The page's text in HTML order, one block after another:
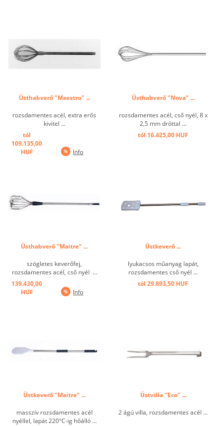
Üsthabverő "Maestro" ...
rozsdamentes acél, extra erős
kivitel ...
tól
109.135,00
HUF
Info
Üsthabverő "Nova" ...
rozsdamentes acél, cső nyél, 8 x
2,5 mm dróttal ...
tól 16.425,00 HUF
Üsthabverő "Maitre" ...
szögletes keverőfej,
rozsdamentes acél, cső nyél ...
139.430,00
HUF
Info
Üstkeverő ...
lyukacsos műanyag lapát,
rozsdamentes cső nyél ...
tól 29.893,50 HUF
Üstkeverő "Maitre" ...
masszív rozsdamentes acél
nyéllel, lapát 220°C-ig hőálló ...
Üstvilla "Eco" ...
2 ágú villa, rozsdamentes acél ...